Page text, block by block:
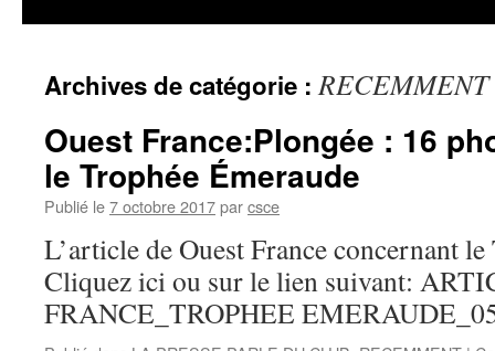
Archives de catégorie :RECEMMENT
Ouest France:Plongée : 16
le Trophée Émeraude
Publié le7 octobre 2017parcsce
L’article de Ouest France concernant
Cliquez ici ou sur le lien suivant:
FRANCE_TROPHEE